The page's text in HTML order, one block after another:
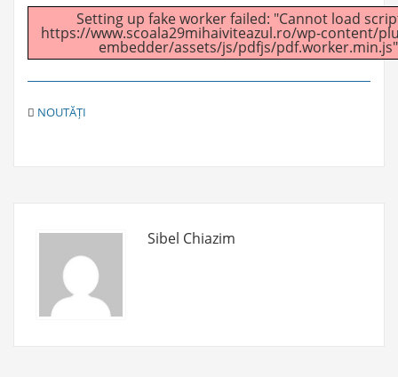
Setting up fake worker failed: "Cannot load
https://www.scoala29mihaiviteazul.ro/wp-content/
embedder/assets/js/pdfjs/
C
I
NOUTĂȚI
Sibel Chiazim